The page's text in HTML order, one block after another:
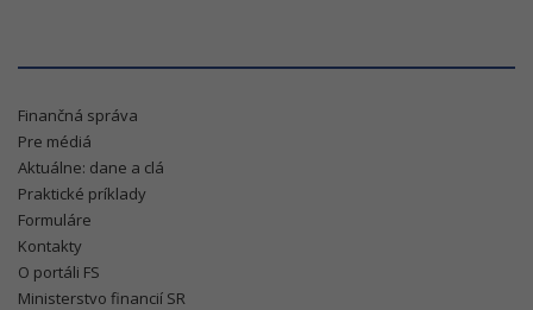
Finančná správa
Pre médiá
Aktuálne: dane a clá
Praktické príklady
Formuláre
Kontakty
O portáli FS
Ministerstvo financií SR